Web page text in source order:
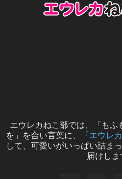
エウレカねこ部では、「もふ
を」を合い言葉に、
『エウレ
して、可愛いがいっぱい詰ま
届けしま